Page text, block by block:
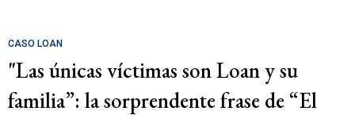
CASO LOAN
"Las únicas víctimas son Loan y su
familia”: la sorprendente frase de “El